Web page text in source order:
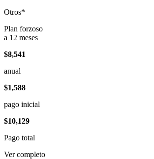
Otros*
Plan forzoso
a 12 meses
$8,541
anual
$1,588
pago inicial
$10,129
Pago total
Ver completo